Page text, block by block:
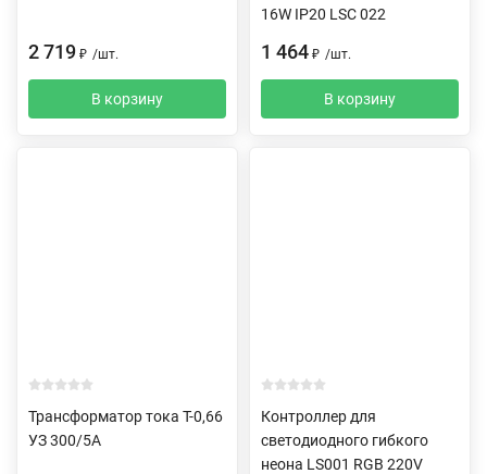
2 719 ₽ /шт.
В корзину
16W IP20 LSC 022
1 464 ₽ /шт.
В корзину
Трансформатор тока Т-0,66
УЗ 300/5А
Контроллер для
светодиодного гибкого
неона LS001 RGB 220V